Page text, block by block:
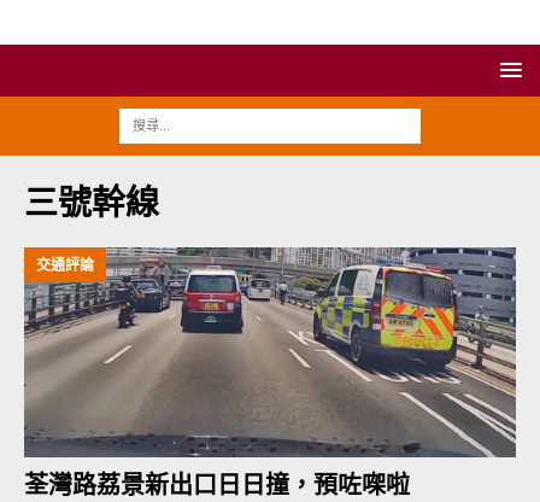
三號幹線
交通評論
荃灣路荔景新出口日日撞，預咗㗎啦